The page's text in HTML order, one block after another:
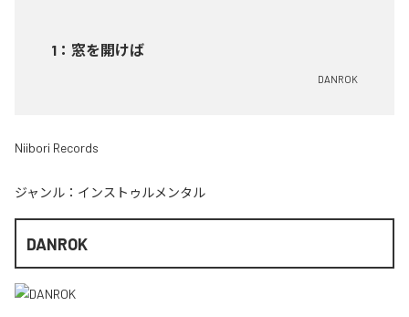
1 ： 窓を開けば
DANROK
Niibori Records
ジャンル： インストゥルメンタル
DANROK